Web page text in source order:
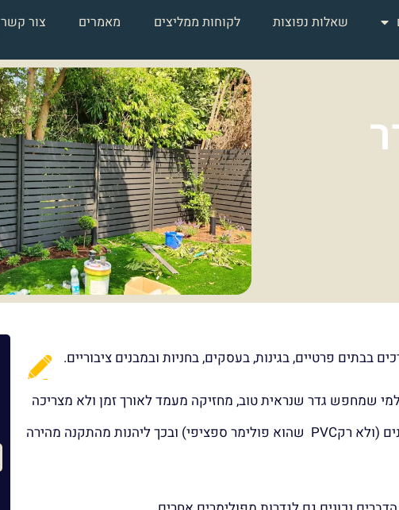
שאלות נפוצות לקוחות ממליצים מאמרים צור קשר
שמחפש גדר שנראית טוב, מחזיקה מעמד לאורך זמן ולא מצריכה
תחזוקה מסובכת. כיום ניתן לרכוש ערכות מוכנות להרכבה עצמית מפולימרים שונים (ולא רקPVC שהוא פולימר ספציפי) ובכך ליהנות מהתקנה מהירה